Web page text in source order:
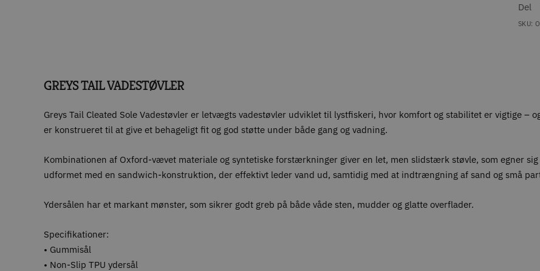
Del
SKU:
GREYS TAIL VADESTØVLER
Greys Tail Cleated Sole Vadestøvler er letvægts vadestøvler udviklet til lystfiskeri, hvor komfort og stabilitet er vigtige –
er konstrueret til at give et behageligt fit og god støtte under både gang og vadning.
Kombinationen af Oxford-vævet materiale og syntetiske forstærkninger giver en let, men slidstærk støvle, som egner
udformet med en sandwich-konstruktion, der effektivt leder vand ud, samtidig med at indtrængning af sand og små
Ydersålen har et markant mønster, som sikrer godt greb på både våde sten, mudder og glatte overflader.
Specifikationer:
• Gummisål
• Non-Slip TPU ydersål